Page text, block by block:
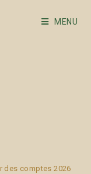
MENU
des comptes 2026